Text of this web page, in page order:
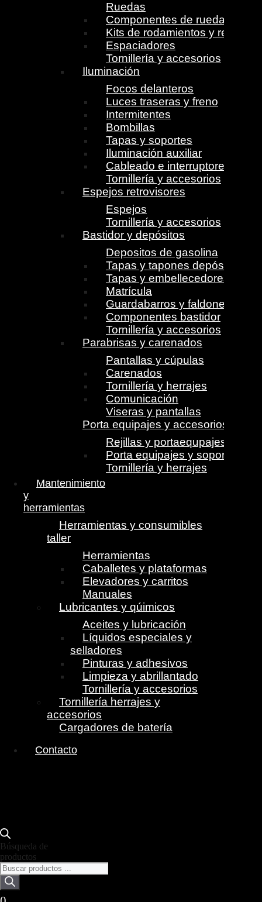
Ruedas
Componentes de ruedas
Kits de rodamientos y retenes
Espaciadores
Tornillería y accesorios
Iluminación
Focos delanteros
Luces traseras y freno
Intermitentes
Bombillas
Tapas y soportes
Iluminación auxiliar
Cableado e interruptores
Tornillería y accesorios
Espejos retrovisores
Espejos
Tornillería y accesorios
Bastidor y depósitos
Depositos de gasolina
Tapas y tapones depósito
Tapas y embellecedores
Matrícula
Guardabarros y faldones
Componentes bastidor
Tornillería y accesorios
Parabrisas y carenados
Pantallas y cúpulas
Carenados
Tornillería y herrajes
Comunicación
Viseras y pantallas
Porta equipajes y accesorios
Rejillas y portaequpajes
Porta equipajes y soportes
Tornillería y herrajes
Mantenimiento
y
herramientas
Herramientas y consumibles
taller
Herramientas
Caballetes y plataformas
Elevadores y carritos
Manuales
Lubricantes y qúimicos
Aceites y lubricación
Líquidos especiales y
selladores
Pinturas y adhesivos
Limpieza y abrillantado
Tornillería y accesorios
Tornillería herrajes y
accesorios
Cargadores de batería
Contacto
Búsqueda de
productos